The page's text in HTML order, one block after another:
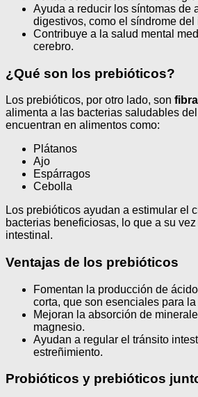
Ayuda a reducir los síntomas de
digestivos, como el síndrome del
Contribuye a la salud mental
cerebro.
¿Qué son los prebióticos?
Los prebióticos, por otro lado, son
alimenta a las bacterias saludables
encuentran en alimentos como:
Plátanos
Ajo
Espárragos
Cebolla
Los prebióticos ayudan a estimular el
bacterias beneficiosas, lo que a su
intestinal.
Ventajas de los prebióticos
Fomentan la producción de
corta, que son esenciales para
Mejoran la absorción de
magnesio.
Ayudan a regular el tránsito
estreñimiento.
Probióticos y prebióticos